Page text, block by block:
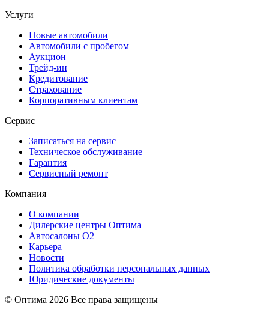
Услуги
Новые автомобили
Автомобили с пробегом
Аукцион
Трейд-ин
Кредитование
Страхование
Корпоративным клиентам
Сервис
Записаться на сервис
Техническое обслуживание
Гарантия
Сервисный ремонт
Компания
О компании
Дилерские центры Оптима
Автосалоны О2
Карьера
Новости
Политика обработки персональных данных
Юридические документы
© Оптима 2026 Все права защищены